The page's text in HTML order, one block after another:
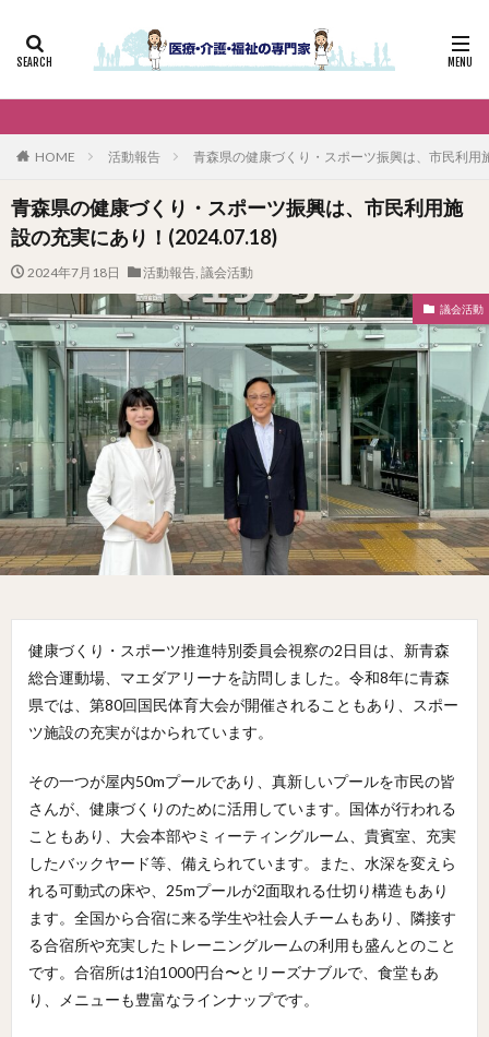
HOME 活動報告 青森県の健康づくり・スポーツ振興は、市民利
青森県の健康づくり・スポーツ振興は、市民利用施
設の充実にあり！(2024.07.18)
2024年7月18日 活動報告, 議会活動
議会活動
健康づくり・スポーツ推進特別委員会視察の2日目は、新青森
総合運動場、マエダアリーナを訪問しました。令和8年に青森
県では、第80回国民体育大会が開催されることもあり、スポー
ツ施設の充実がはかられています。
その一つが屋内50mプールであり、真新しいプールを市民の皆
さんが、健康づくりのために活用しています。国体が行われる
こともあり、大会本部やミィーティングルーム、貴賓室、充実
したバックヤード等、備えられています。また、水深を変えら
れる可動式の床や、25mプールが2面取れる仕切り構造もあり
ます。全国から合宿に来る学生や社会人チームもあり、隣接す
る合宿所や充実したトレーニングルームの利用も盛んとのこと
です。合宿所は1泊1000円台〜とリーズナブルで、食堂もあ
り、メニューも豊富なラインナップです。